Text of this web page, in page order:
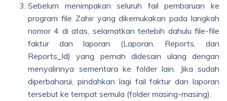
Sebelum menimpakan seluruh fail pembaruan ke
program file Zahir yang dikemukakan pada langkah
nomor 4 di atas, selamatkan terlebih dahulu file-file
faktur dan laporan (Laporan, Reports, dan
Reports_Id) yang pernah didesain ulang dengan
menyalinnya sementara ke folder lain. Jika sudah
diperbaharui, pindahkan lagi fail faktur dan laporan
tersebut ke tempat semula (folder masing-masing).